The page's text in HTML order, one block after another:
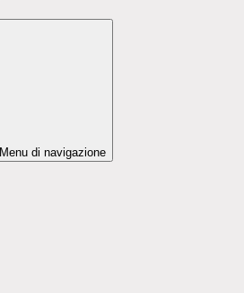
Menu di navigazione